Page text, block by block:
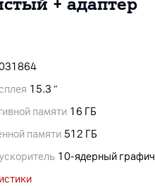
15.3 ″
памяти 16 ГБ
памяти 512 ГБ
10‑ядерный